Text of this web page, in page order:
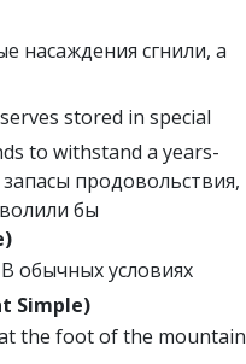
насаждения сгнили, а
stored in special
to withstand a years-
продовольствия,
бы
обычных условиях
Simple)
the foot of the mountain